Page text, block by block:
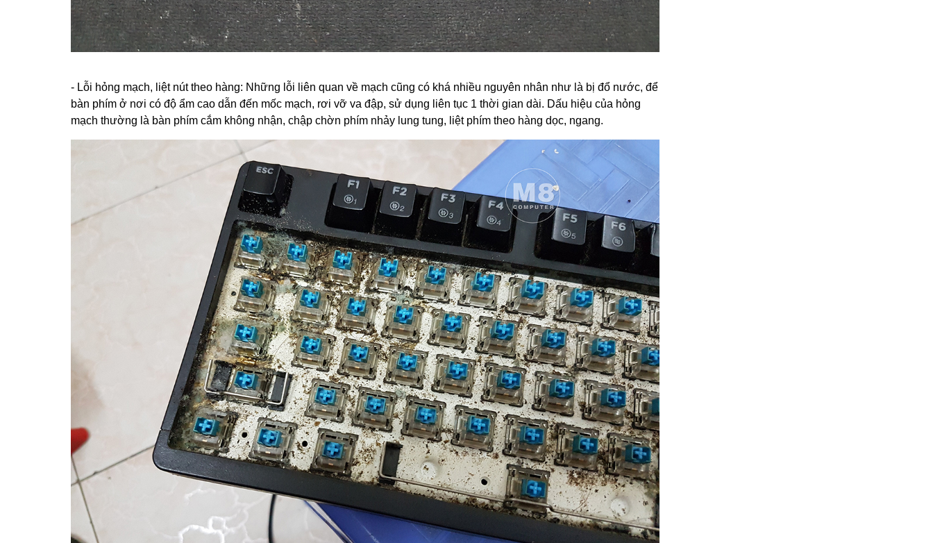
- Lỗi hỏng mạch, liệt nút theo hàng: Những lỗi liên quan về mạch cũng có khá nhiều nguyên nhân như là bị đổ nước, để
bàn phím ở nơi có độ ẩm cao dẫn đến mốc mạch, rơi vỡ va đập, sử dụng liên tục 1 thời gian dài. Dấu hiệu của hỏng
mạch thường là bàn phím cắm không nhận, chập chờn phím nhảy lung tung, liệt phím theo hàng dọc, ngang.